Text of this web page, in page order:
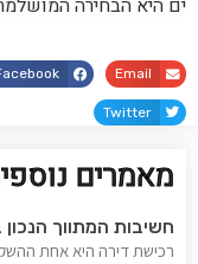
ים היא הבחירה
Email
Twitter
מאמרים
חשיבות המתווך
רכישת דירה היא אחת